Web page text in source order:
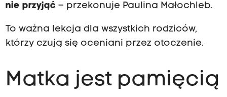
nie przyjąć – przekonuje Paulina Małochleb.
To ważna lekcja dla wszystkich rodziców,
którzy czują się oceniani przez otoczenie.
Matka jest pamięcią